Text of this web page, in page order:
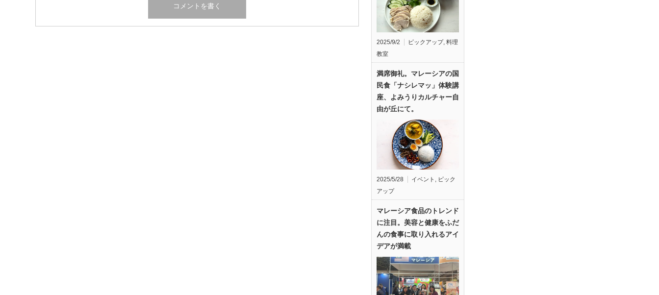
2025/9/2 ピックアップ, 料理
教室
満席御礼。マレーシアの国
民食「ナシレマッ」体験講
座、よみうりカルチャー自
由が丘にて。
2025/5/28 イベント , ピック
アップ
マレーシア食品のトレンド
に注目。美容と健康をふだ
んの食事に取り入れるアイ
デアが満載